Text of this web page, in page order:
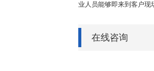
业人员能够即来到客户现
在线咨询